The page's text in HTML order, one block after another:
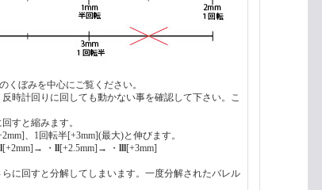
くぼみを中心にご覧ください。
時計回りに回しても動かない事を確認して下さい。こ
すと縮みます。
、1回転半[+3mm](最大)と伸びます。
l[+2mm]→ ・ ll[+2.5mm]→ ・ lll[+3mm]
に回すと分解してしまいます。一度分解されたバレル